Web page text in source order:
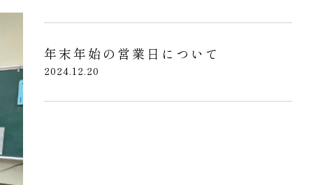
年末年始の営業日について
2024.12.20